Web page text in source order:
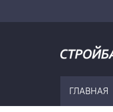
ГЛАВНАЯ